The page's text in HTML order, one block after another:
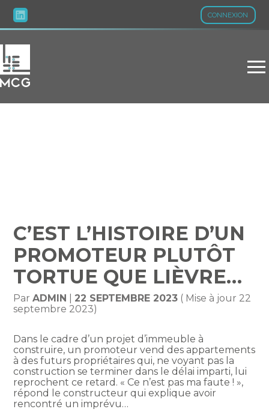
CONNEXION
Aller
au
C’EST L’HISTOIRE D’UN
PROMOTEUR PLUTÔT
TORTUE QUE LIÈVRE…
ParADMIN 22 SEPTEMBRE 2023 ( Mise à jour 22
septembre 2023)
Dans le cadre d’un projet d’immeuble à
construire, un promoteur vend des appartements
à des futurs propriétaires qui, ne voyant pas la
construction se terminer dans le délai imparti, lui
reprochent ce retard. « Ce n’est pas ma faute ! »,
répond le constructeur qui explique avoir
rencontré un imprévu…